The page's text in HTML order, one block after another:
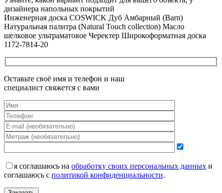
дизайнера напольных покрытий
Инженерная доска COSWICK Дуб Амбарный (Barn)
Натуральная палитра (Natural Touch collection) Масло
шелковое ультраматовое Черектер Широкоформатная доска
1172-7814-20
Оставьте своё имя и телефон и наш
специалист свяжется с вами
я соглашаюсь на обработку своих персональных данных и
соглашаюсь с политикой конфиденциальности.